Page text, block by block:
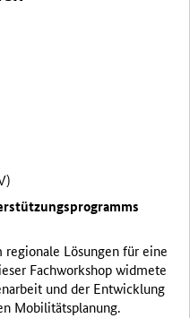
Lösungen für eine
Fachworkshop widmete
und der Entwicklung
Mobilitätsplanung.